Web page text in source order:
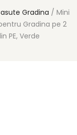
Gradina
Mini
Gradina pe 2
PE, Verde